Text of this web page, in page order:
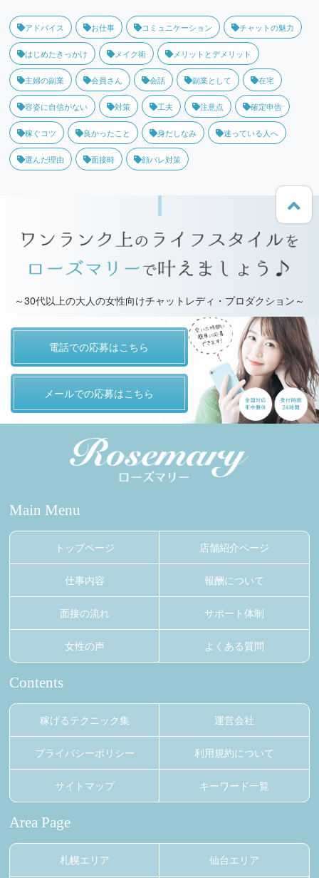
アドバイス お仕事 コミュニケーション チャットの魅力
はじめたきっかけ メイク術 メリットとデメリット
主婦の副業 会員さん 会話 副業として 在宅
容姿に自信がない 対策 工夫 注意点 確定申告
稼ぐコツ 良かったこと 身だしなみ 迷っている人へ
選んだ理由 面接時 顔バレ対策
～30代以上の大人の女性向けチャットレディ・プロダクション～
電話での応募はこちら
メールでの応募はこちら
Main Menu
トップページ 店舗紹介ページ
仕事内容 報酬について
面接の流れ サポート体制
女性の声 よくある質問
Contents
稼げるテクニック集 運営会社
プライバシーポリシー 利用規約について
サイトマップ キーワード一覧
Area Page
札幌エリア 仙台エリア